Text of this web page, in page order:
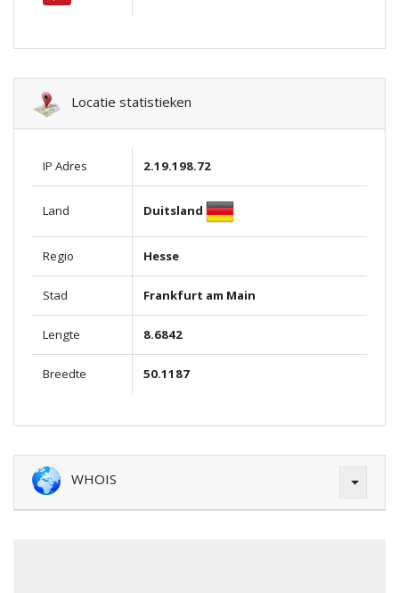
Locatie statistieken
IP Adres 2.19.198.72
Land Duitsland
Regio Hesse
Stad Frankfurt am Main
Lengte 8.6842
Breedte 50.1187
WHOIS